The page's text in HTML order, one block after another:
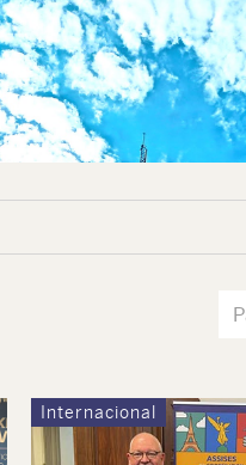
Internacional